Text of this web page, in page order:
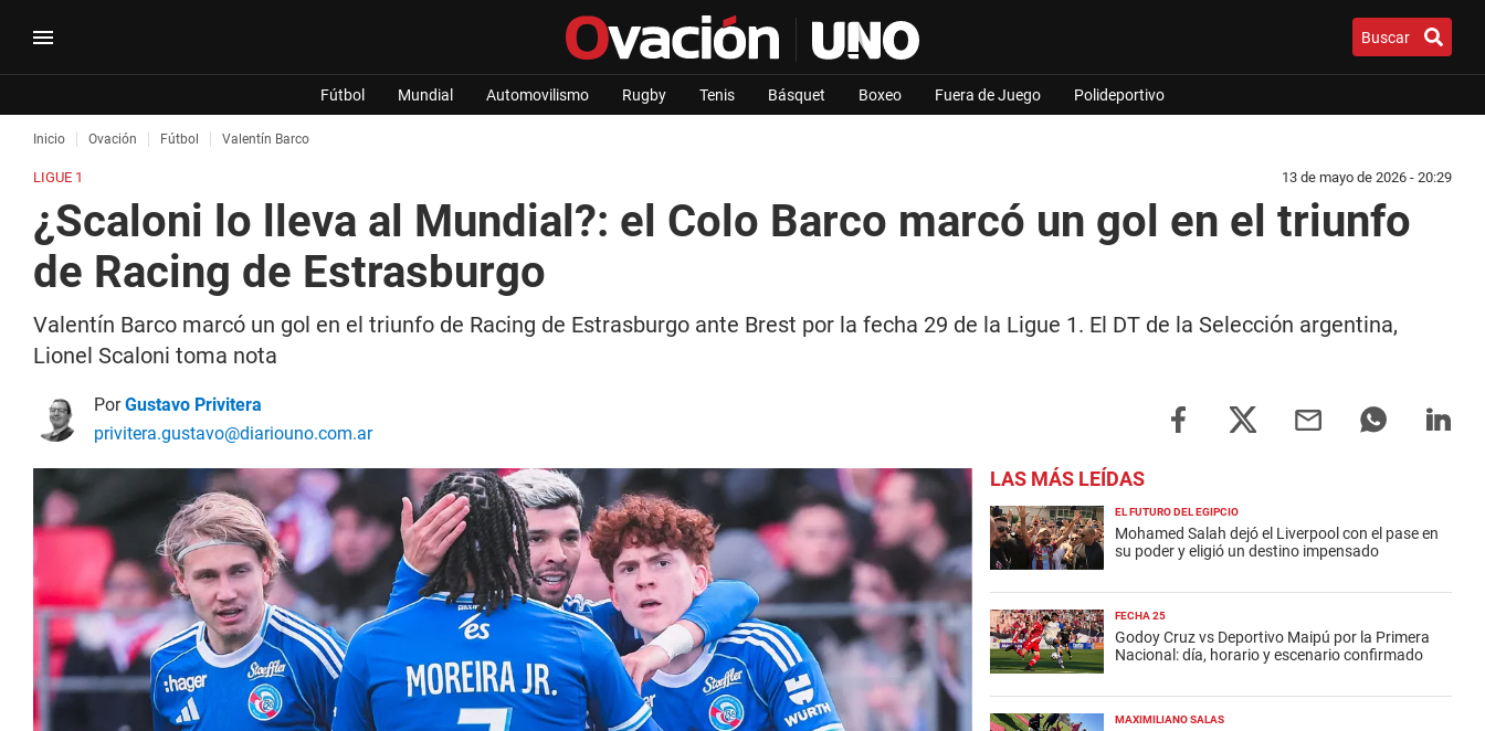
Buscar
Fútbol Mundial Automovilismo Rugby Tenis Básquet Boxeo Fuera de Juego Polideportivo
Inicio Ovación Fútbol Valentín Barco
LIGUE 1 13 de mayo de 2026 - 20:29
¿Scaloni lo lleva al Mundial?: el Colo Barco marcó un gol en el triunfo
de Racing de Estrasburgo
Valentín Barco marcó un gol en el triunfo de Racing de Estrasburgo ante Brest por la fecha 29 de la Ligue 1. El DT de la Selección argentina,
Lionel Scaloni toma nota
PorGustavo Privitera
privitera.gustavo@diariouno.com.ar
LAS MÁS LEÍDAS
EL FUTURO DEL EGIPCIO
Mohamed Salah dejó el Liverpool con el pase en
su poder y eligió un destino impensado
FECHA 25
Godoy Cruz vs Deportivo Maipú por la Primera
Nacional: día, horario y escenario confirmado
MAXIMILIANO SALAS